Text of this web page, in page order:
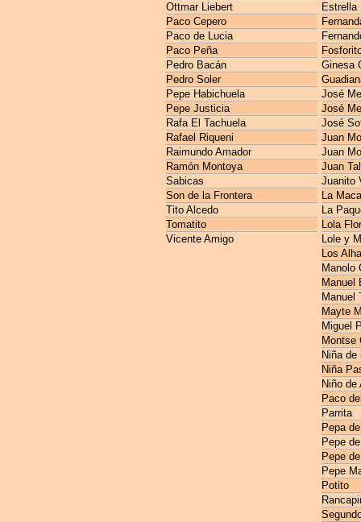
Ottmar Liebert
Paco Cepero
Paco de Lucia
Paco Peña
Pedro Bacán
Pedro Soler
Pepe Habichuela
Pepe Justicia
Rafa El Tachuela
Rafael Riqueni
Raimundo Amador
Ramón Montoya
Sabicas
Son de la Frontera
Tito Alcedo
Tomatito
Vicente Amigo
Estrella
Ginesa
José
José
José
Juan
Juan
Juan
Juanito
La
La
Lola
Lole y
Los
Manolo
Manuel
Manuel
Mayte
Miguel
Montse
Niña
Niña
Niño de
Paco
Parrita
Pepa
Pepe
Pepe
Pepe
Potito